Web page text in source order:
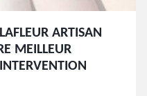
ARTISAN
MEILLEUR